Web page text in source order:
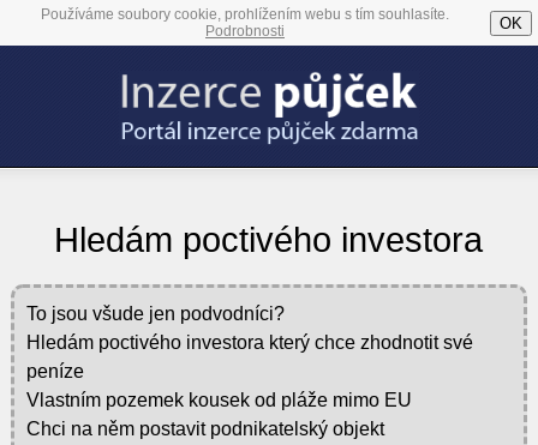
Používáme soubory cookie, prohlížením webu s tím souhlasíte.
Podrobnosti
OK
Hledám poctivého investora
To jsou všude jen podvodníci?
Hledám poctivého investora který chce zhodnotit své
peníze
Vlastním pozemek kousek od pláže mimo EU
Chci na něm postavit podnikatelský objekt